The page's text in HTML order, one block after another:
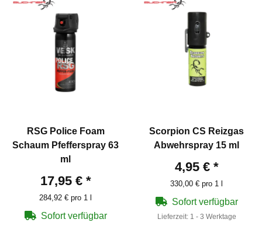
RSG Police Foam
Schaum Pfefferspray 63
ml
17,95 € *
284,92 € pro 1 l
Sofort verfügbar
Scorpion CS Reizgas
Abwehrspray 15 ml
4,95 € *
330,00 € pro 1 l
Sofort verfügbar
Lieferzeit: 1 - 3 Werktage